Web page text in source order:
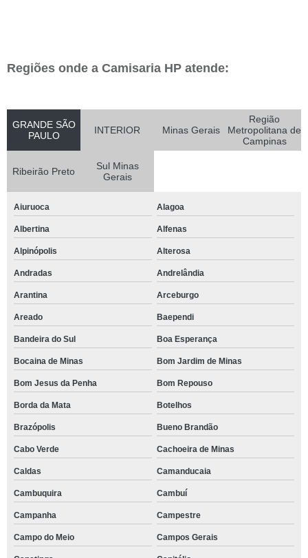
Regiões onde a Camisaria HP atende:
GRANDE SÃO
PAULO
INTERIOR Minas Gerais
Região
Metropolitana de
Campinas
Ribeirão Preto
Sul Minas
Gerais
Aiuruoca Alagoa
Albertina Alfenas
Alpinópolis Alterosa
Andradas Andrelândia
Arantina Arceburgo
Areado Baependi
Bandeira do Sul Boa Esperança
Bocaina de Minas Bom Jardim de Minas
Bom Jesus da Penha Bom Repouso
Borda da Mata Botelhos
Brazópolis Bueno Brandão
Cabo Verde Cachoeira de Minas
Caldas Camanducaia
Cambuquira Cambuí
Campanha Campestre
Campo do Meio Campos Gerais